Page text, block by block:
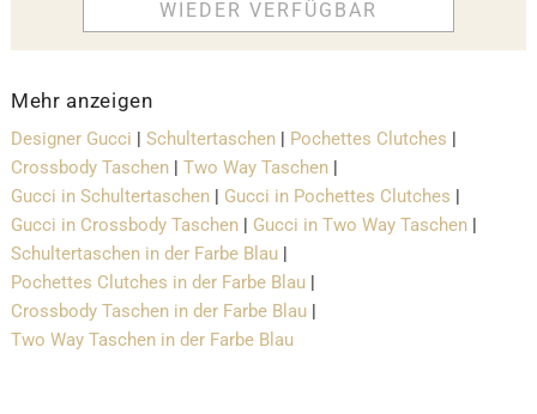
WIEDER VERFÜGBAR
Mehr anzeigen
Designer Gucci | Schultertaschen | Pochettes Clutches |
Crossbody Taschen | Two Way Taschen |
Gucci in Schultertaschen | Gucci in Pochettes Clutches |
Gucci in Crossbody Taschen | Gucci in Two Way Taschen |
Schultertaschen in der Farbe Blau |
Pochettes Clutches in der Farbe Blau |
Crossbody Taschen in der Farbe Blau |
Two Way Taschen in der Farbe Blau